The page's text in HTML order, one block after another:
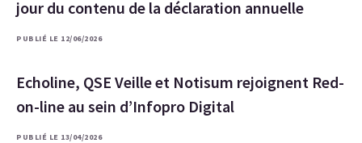
jour du contenu de la déclaration annuelle
PUBLIÉ LE 12/06/2026
Echoline, QSE Veille et Notisum rejoignent Red-
on-line au sein d’Infopro Digital
PUBLIÉ LE 13/04/2026